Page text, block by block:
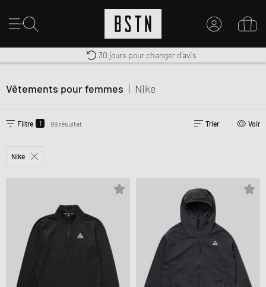
MON COMPTE
CRÉER UN COMPTE
Livraison gratuite dès 100€
Premium Sportswear
30 jours pour changer d’avis
Vêtements pour femmes | Nike
Filtre 1 99 résultat Trier Voir
Nike